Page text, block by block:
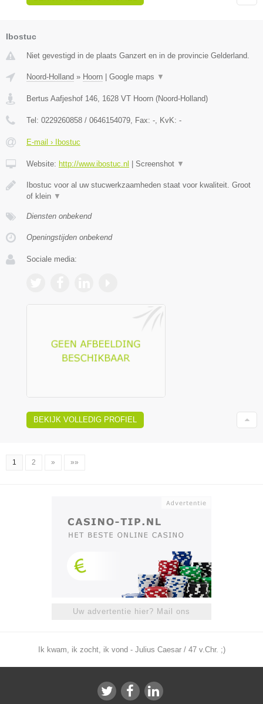
Ibostuc
Niet gevestigd in de plaats Ganzert en in de provincie Gelderland.
Noord-Holland » Hoorn Google maps ▼
Bertus Aafjeshof 146, 1628 VT Hoorn (Noord-Holland)
Tel: 0229260858 / 0646154079, Fax: -, KvK: -
E-mail › Ibostuc
Website: http://www.ibostuc.nl Screenshot ▼
Ibostuc voor al uw stucwerkzaamheden staat voor kwaliteit. Groot
of klein ▼
Diensten onbekend
Openingstijden onbekend
Sociale media:
BEKIJK VOLLEDIG PROFIEL
1 2 » »»
Uw advertentie hier? Mail ons
Ik kwam, ik zocht, ik vond - Julius Caesar / 47 v.Chr. ;)